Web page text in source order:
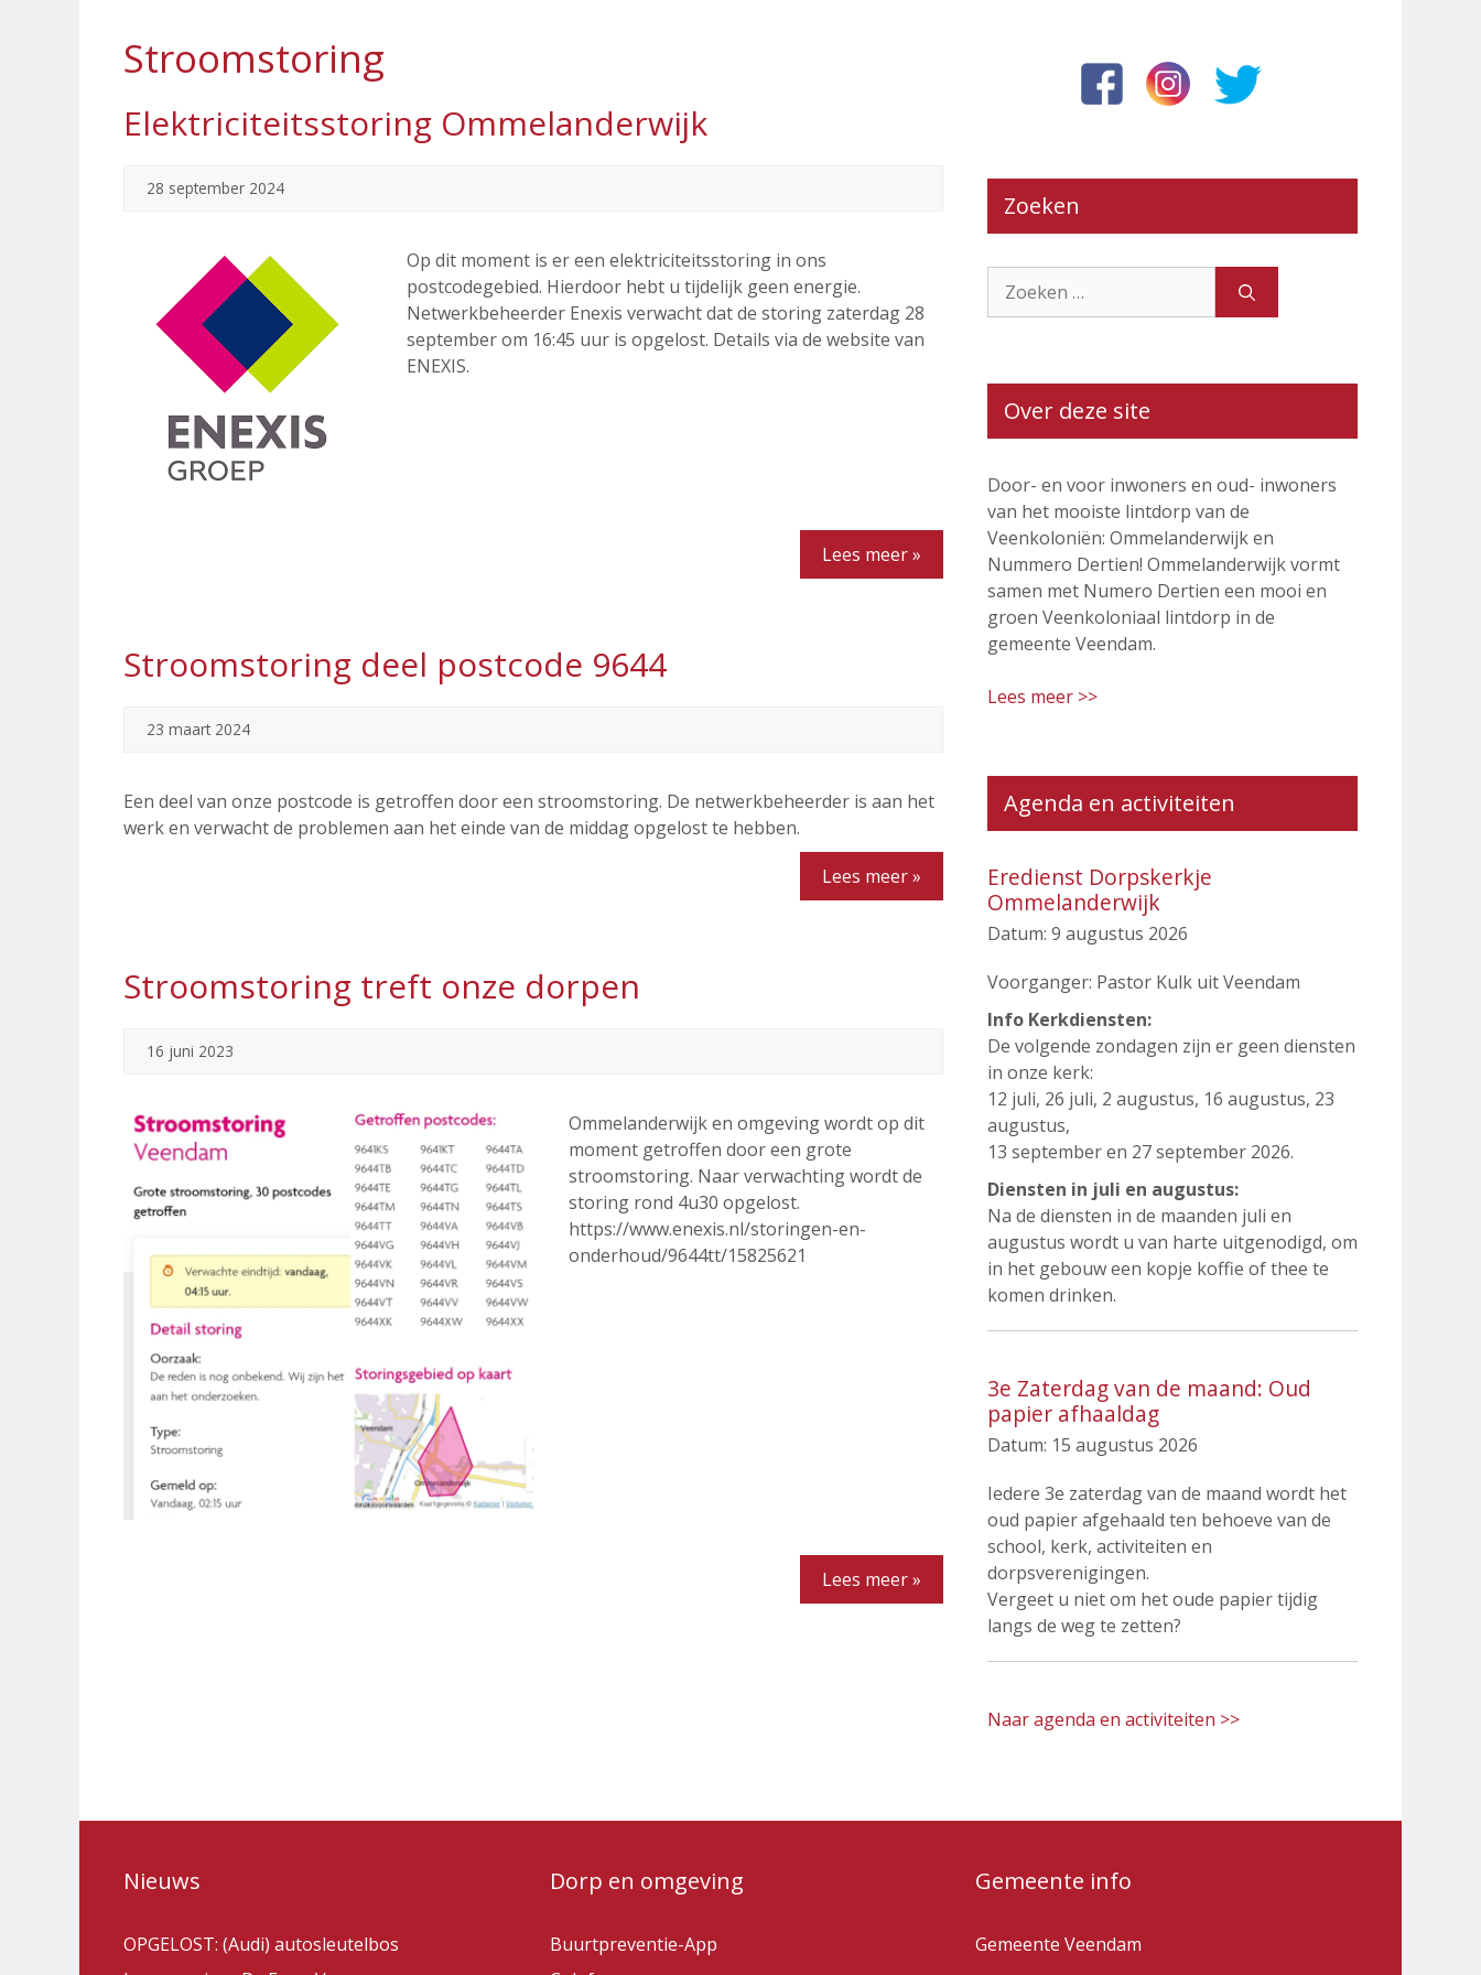
Stroomstoring
Elektriciteitsstoring Ommelanderwijk
28 september 2024
Op dit moment is er een elektriciteitsstoring in ons
postcodegebied. Hierdoor hebt u tijdelijk geen energie.
Netwerkbeheerder Enexis verwacht dat de storing zaterdag 28
september om 16:45 uur is opgelost. Details via de website van
ENEXIS.
Lees meer »
Stroomstoring deel postcode 9644
23 maart 2024
Een deel van onze postcode is getroffen door een stroomstoring. De netwerkbeheerder is aan het
werk en verwacht de problemen aan het einde van de middag opgelost te hebben.
Lees meer »
Stroomstoring treft onze dorpen
16 juni 2023
Ommelanderwijk en omgeving wordt op dit
moment getroffen door een grote
stroomstoring. Naar verwachting wordt de
storing rond 4u30 opgelost.
https://www.enexis.nl/storingen-en-
onderhoud/9644tt/15825621
Lees meer »
Zoeken
naar:
Over deze site
Door- en voor inwoners en oud- inwoners
van het mooiste lintdorp van de
Veenkoloniën: Ommelanderwijk en
Nummero Dertien! Ommelanderwijk vormt
samen met Numero Dertien een mooi en
groen Veenkoloniaal lintdorp in de
gemeente Veendam.
Lees meer >>
Agenda en activiteiten
Eredienst Dorpskerkje
Ommelanderwijk
Datum: 9 augustus 2026
Voorganger: Pastor Kulk uit Veendam
Info Kerkdiensten:
De volgende zondagen zijn er geen diensten
in onze kerk:
12 juli, 26 juli, 2 augustus, 16 augustus, 23
augustus,
13 september en 27 september 2026.
Diensten in juli en augustus:
Na de diensten in de maanden juli en
augustus wordt u van harte uitgenodigd, om
in het gebouw een kopje koffie of thee te
komen drinken.
3e Zaterdag van de maand: Oud
papier afhaaldag
Datum: 15 augustus 2026
Iedere 3e zaterdag van de maand wordt het
oud papier afgehaald ten behoeve van de
school, kerk, activiteiten en
dorpsverenigingen.
Vergeet u niet om het oude papier tijdig
langs de weg te zetten?
Naar agenda en activiteiten >>
Nieuws
OPGELOST: (Audi) autosleutelbos
Dorp en omgeving
Buurtpreventie-App
Gemeente info
Gemeente Veendam